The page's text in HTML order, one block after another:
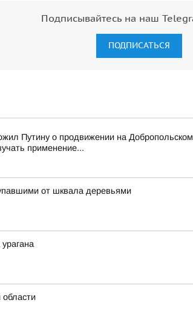
Подписывайтесь на наш
ПОДПИСАТЬСЯ
Путину о продвижении на
применение...
от шквала деревьями